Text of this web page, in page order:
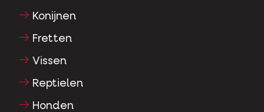
Konijnen
Fretten
Vissen
Reptielen
Honden